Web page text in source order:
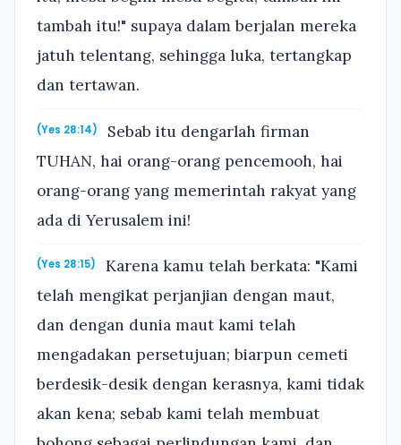
tambah itu!" supaya dalam berjalan mereka
jatuh telentang, sehingga luka, tertangkap
dan tertawan.
(Yes 28:14)
Sebab itu dengarlah firman
TUHAN, hai orang-orang pencemooh, hai
orang-orang yang memerintah rakyat yang
ada di Yerusalem ini!
(Yes 28:15)
Karena kamu telah berkata: "Kami
telah mengikat perjanjian dengan maut,
dan dengan dunia maut kami telah
mengadakan persetujuan; biarpun cemeti
berdesik-desik dengan kerasnya, kami tidak
akan kena; sebab kami telah membuat